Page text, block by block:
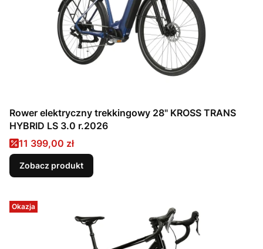
Rower elektryczny trekkingowy 28" KROSS TRANS
HYBRID LS 3.0 r.2026
Cena promocyjna
11 399,00 zł
Zobacz produkt
Okazja